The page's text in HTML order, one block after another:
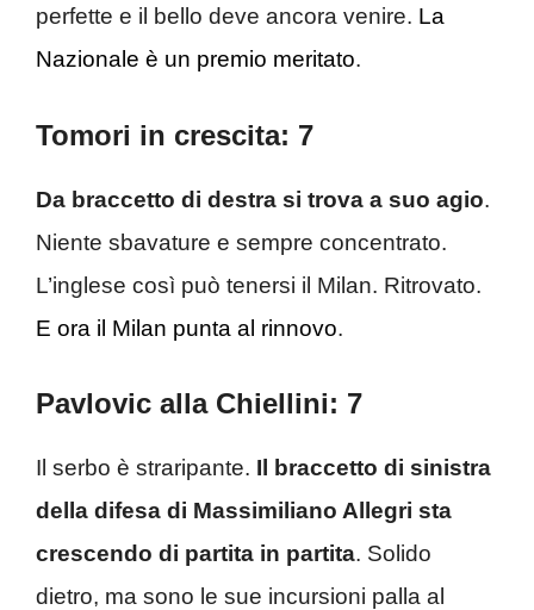
perfette e il bello deve ancora venire. La
Nazionale è un premio meritato.
Tomori in crescita: 7
Da braccetto di destra si trova a suo agio.
Niente sbavature e sempre concentrato.
L’inglese così può tenersi il Milan. Ritrovato.
E ora il Milan punta al rinnovo.
Pavlovic alla Chiellini: 7
Il serbo è straripante. Il braccetto di sinistra
della difesa di Massimiliano Allegri sta
crescendo di partita in partita. Solido
dietro, ma sono le sue incursioni palla al